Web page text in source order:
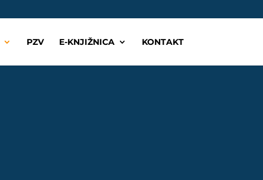
PZV E-KNJIŽNICA KONTAKT